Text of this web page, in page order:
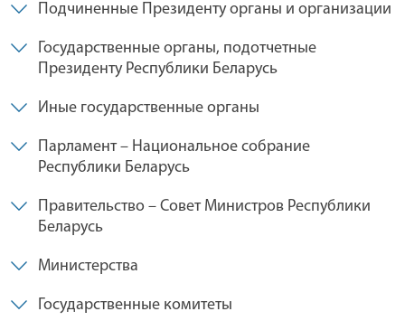
Подчиненные Президенту органы и организации
Государственные органы, подотчетные
Президенту Республики Беларусь
Иные государственные органы
Парламент – Национальное собрание
Республики Беларусь
Правительство – Совет Министров Республики
Беларусь
Министерства
Государственные комитеты